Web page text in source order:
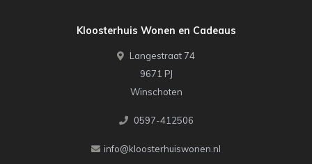
Kloosterhuis Wonen en Cadeaus
Langestraat 74
9671 PJ
Winschoten
0597-412506
info@kloosterhuiswonen.nl